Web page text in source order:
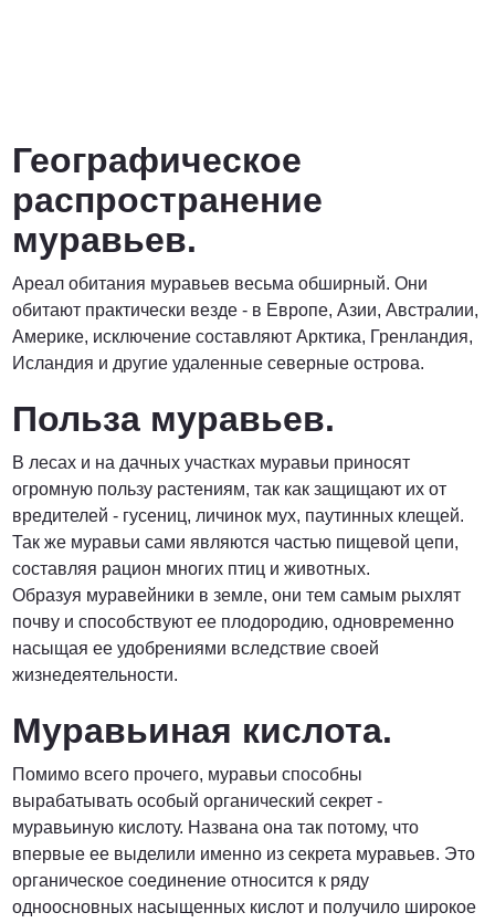
Географическое
распространение
муравьев.
Ареал обитания муравьев весьма обширный. Они
обитают практически везде - в Европе, Азии, Австралии,
Америке, исключение составляют Арктика, Гренландия,
Исландия и другие удаленные северные острова.
Польза муравьев.
В лесах и на дачных участках муравьи приносят
огромную пользу растениям, так как защищают их от
вредителей - гусениц, личинок мух, паутинных клещей.
Так же муравьи сами являются частью пищевой цепи,
составляя рацион многих птиц и животных.
Образуя муравейники в земле, они тем самым рыхлят
почву и способствуют ее плодородию, одновременно
насыщая ее удобрениями вследствие своей
жизнедеятельности.
Муравьиная кислота.
Помимо всего прочего, муравьи способны
вырабатывать особый органический секрет -
муравьиную кислоту. Названа она так потому, что
впервые ее выделили именно из секрета муравьев. Это
органическое соединение относится к ряду
одноосновных насыщенных кислот и получило широкое